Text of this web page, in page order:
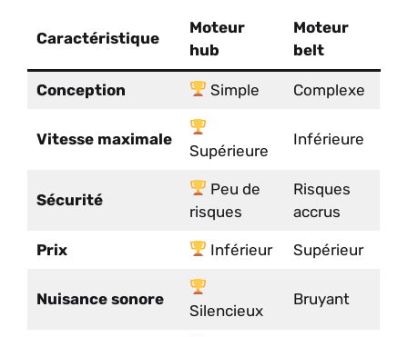
Caractéristique
Moteur
hub
Moteur
belt
Conception Simple Complexe
Vitesse maximale
Supérieure
Inférieure
Sécurité
Peu de
risques
Risques
accrus
Prix Inférieur Supérieur
Nuisance sonore
Silencieux
Bruyant